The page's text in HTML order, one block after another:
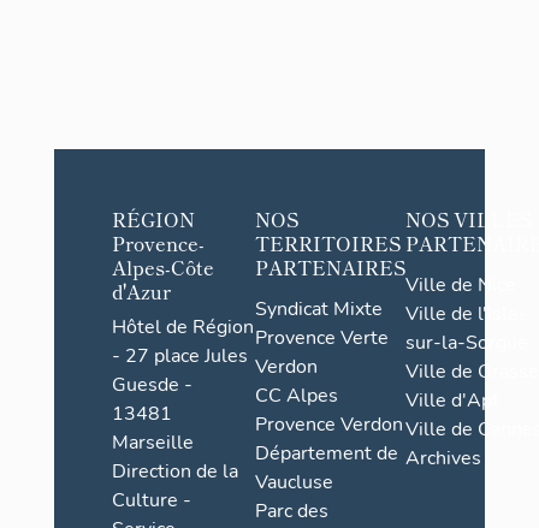
RÉGION
Provence-
Alpes-Côte
d'Azur
Hôtel de Région
- 27 place Jules
Guesde -
13481
Marseille
Direction de la
Culture -
NOS
TERRITOIRES
PARTENAIRES
Syndicat Mixte
Provence Verte
Verdon
CC Alpes
Provence Verdon
Département de
Vaucluse
Parc des
NOS VILLES
Ville de Nice
Ville de l'Isle-
sur-la-Sorgue
Ville de Grasse
Ville d'Apt
Ville de
Archives